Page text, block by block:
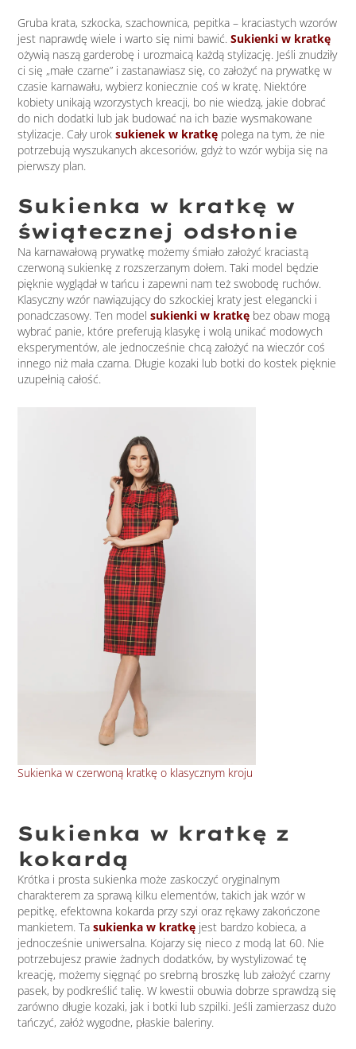
Gruba krata, szkocka, szachownica, pepitka – kraciastych wzorów
jest naprawdę wiele i warto się nimi bawić.Sukienki w kratkę
ożywią naszą garderobę i urozmaicą każdą stylizację. Jeśli znudziły
ci się „małe czarne” i zastanawiasz się, co założyć na prywatkę w
czasie karnawału, wybierz koniecznie coś w kratę. Niektóre
kobiety unikają wzorzystych kreacji, bo nie wiedzą, jakie dobrać
do nich dodatki lub jak budować na ich bazie wysmakowane
stylizacje. Cały uroksukienek w kratkę polega na tym, że nie
potrzebują wyszukanych akcesoriów, gdyż to wzór wybija się na
pierwszy plan.
Sukienka w kratkę w
świątecznej odsłonie
Na karnawałową prywatkę możemy śmiało założyć kraciastą
czerwoną sukienkę z rozszerzanym dołem. Taki model będzie
pięknie wyglądał w tańcu i zapewni nam też swobodę ruchów.
Klasyczny wzór nawiązujący do szkockiej kraty jest elegancki i
ponadczasowy. Ten modelsukienki w kratkę bez obaw mogą
wybrać panie, które preferują klasykę i wolą unikać modowych
eksperymentów, ale jednocześnie chcą założyć na wieczór coś
innego niż mała czarna. Długie kozaki lub botki do kostek pięknie
uzupełnią całość.
Sukienka w czerwoną kratkę o klasycznym kroju
Sukienka w kratkę z
kokardą
Krótka i prosta sukienka może zaskoczyć oryginalnym
charakterem za sprawą kilku elementów, takich jak wzór w
pepitkę, efektowna kokarda przy szyi oraz rękawy zakończone
mankietem. Tasukienka w kratkę jest bardzo kobieca, a
jednocześnie uniwersalna. Kojarzy się nieco z modą lat 60. Nie
potrzebujesz prawie żadnych dodatków, by wystylizować tę
kreację, możemy sięgnąć po srebrną broszkę lub założyć czarny
pasek, by podkreślić talię. W kwestii obuwia dobrze sprawdzą się
zarówno długie kozaki, jak i botki lub szpilki. Jeśli zamierzasz dużo
tańczyć, załóż wygodne, płaskie baleriny.